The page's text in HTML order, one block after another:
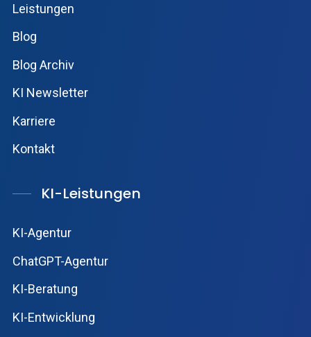
Leistungen
Blog
Blog Archiv
KI Newsletter
Karriere
Kontakt
KI-Leistungen
KI-Agentur
ChatGPT-Agentur
KI-Beratung
KI-Entwicklung